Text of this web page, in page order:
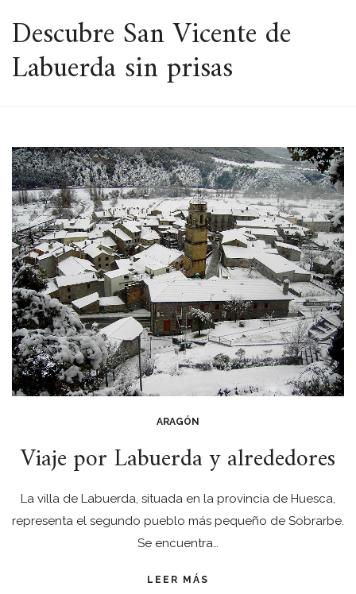
ESPACIO
Descubre San Vicente de
Labuerda sin prisas
ARAGÓN
Viaje por Labuerda y alrededores
La villa de Labuerda, situada en la provincia de Huesca,
representa el segundo pueblo más pequeño de Sobrarbe.
Se encuentra…
LEER MÁS